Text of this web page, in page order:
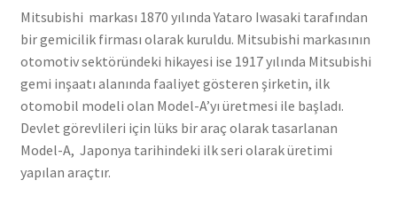
Mitsubishi markası 1870 yılında Yataro Iwasaki tarafından
bir gemicilik firması olarak kuruldu. Mitsubishi markasının
otomotiv sektöründeki hikayesi ise 1917 yılında Mitsubishi
gemi inşaatı alanında faaliyet gösteren şirketin, ilk
otomobil modeli olan Model-A’yı üretmesi ile başladı.
Devlet görevlileri için lüks bir araç olarak tasarlanan
Model-A, Japonya tarihindeki ilk seri olarak üretimi
yapılan araçtır.